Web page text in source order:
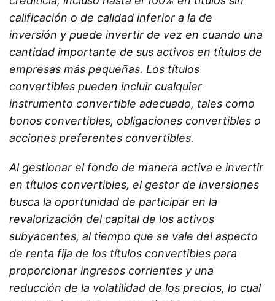
calificación o de calidad inferior a la de
inversión y puede invertir de vez en cuando una
cantidad importante de sus activos en títulos de
empresas más pequeñas. Los títulos
convertibles pueden incluir cualquier
instrumento convertible adecuado, tales como
bonos convertibles, obligaciones convertibles o
acciones preferentes convertibles.
Al gestionar el fondo de manera activa e invertir
en títulos convertibles, el gestor de inversiones
busca la oportunidad de participar en la
revalorización del capital de los activos
subyacentes, al tiempo que se vale del aspecto
de renta fija de los títulos convertibles para
proporcionar ingresos corrientes y una
reducción de la volatilidad de los precios, lo cual